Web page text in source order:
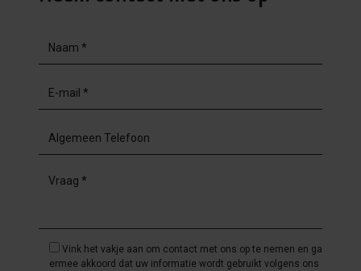
Vink het vakje aan om contact met ons op te nemen en ga
ermee akkoord dat uw informatie wordt gebruikt volgens ons